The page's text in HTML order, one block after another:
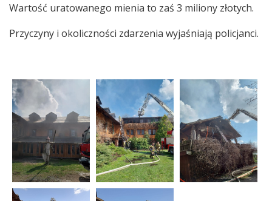
Wartość uratowanego mienia to zaś 3 miliony złotych.
Przyczyny i okoliczności zdarzenia wyjaśniają policjanci.